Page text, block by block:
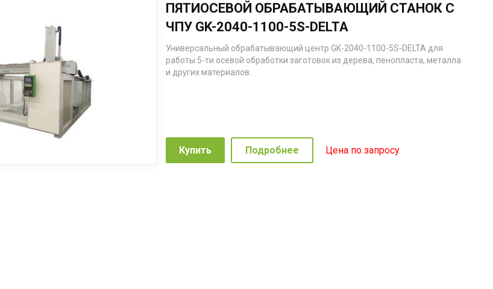
ПЯТИОСЕВОЙ ОБРАБАТЫВАЮЩИЙ СТАНОК С
ЧПУ GK-2040-1100-5S-DELTA
Универсальный обрабатывающий центр GK-2040-1100-5S-DELTA для
работы 5-ти осевой обработки заготовок из дерева, пенопласта, металла
и других материалов.
Купить Подробнее Цена по запросу